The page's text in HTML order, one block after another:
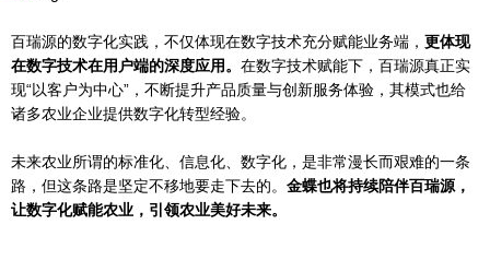
百瑞源的数字化实践，不仅体现在数字技术充分赋能业务端， 更体现
在数字技术在用户端的深度应用。 在数字技术赋能下，百瑞源真正实
现“以客户为中心”，不断提升产品质量与创新服务体验，其模式也给
诸多农业企业提供数字化转型经验。
未来农业所谓的标准化、信息化、数字化，是非常漫长而艰难的一条
路，但这条路是坚定不移地要走下去的。 金蝶也将持续陪伴百瑞源，
让数字化赋能农业，引领农业美好未来。